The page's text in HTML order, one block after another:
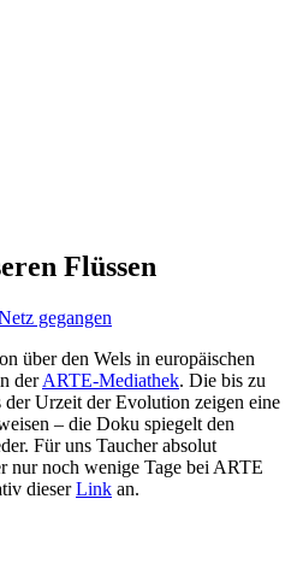
Flüssen
gegangen
über den Wels in europäischen
derARTE-Mediathek. Die bis zu
der Urzeit der Evolution zeigen eine
– die Doku spiegelt den
Für uns Taucher absolut
nur noch wenige Tage bei ARTE
dieserLink an.